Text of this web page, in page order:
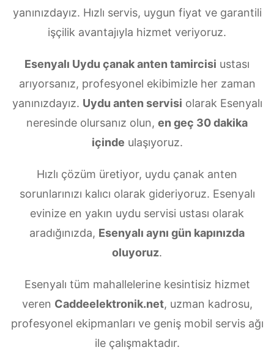
yanınızdayız. Hızlı servis, uygun fiyat ve garantili
işçilik avantajıyla hizmet veriyoruz.
Esenyalı Uydu çanak anten tamircisi ustası
arıyorsanız, profesyonel ekibimizle her zaman
yanınızdayız. Uydu anten servisi olarak Esenyalı
neresinde olursanız olun, en geç 30 dakika
içinde ulaşıyoruz.
Hızlı çözüm üretiyor, uydu çanak anten
sorunlarınızı kalıcı olarak gideriyoruz. Esenyalı
evinize en yakın uydu servisi ustası olarak
aradığınızda, Esenyalı aynı gün kapınızda
oluyoruz.
Esenyalı tüm mahallelerine kesintisiz hizmet
veren Caddeelektronik.net, uzman kadrosu,
profesyonel ekipmanları ve geniş mobil servis ağı
ile çalışmaktadır.